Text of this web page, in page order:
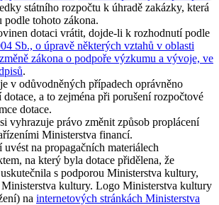
státního rozpočtu k úhradě zakázky, která
podle tohoto zákona.
dotaci vrátit, dojde-li k rozhodnutí podle
Sb., o úpravě některých vztahů v oblasti
zákona o podpoře výzkumu a vývoje, ve
.
v odůvodněných případech oprávněno
a to zejména při porušení rozpočtové
dotace.
vyhrazuje právo změnit způsob proplácení
Ministerstva financí.
uvést na propagačních materiálech
na který byla dotace přidělena, že
s podporou Ministerstva kultury,
kultury. Logo Ministerstva kultury
na internetových stránkách Ministerstva